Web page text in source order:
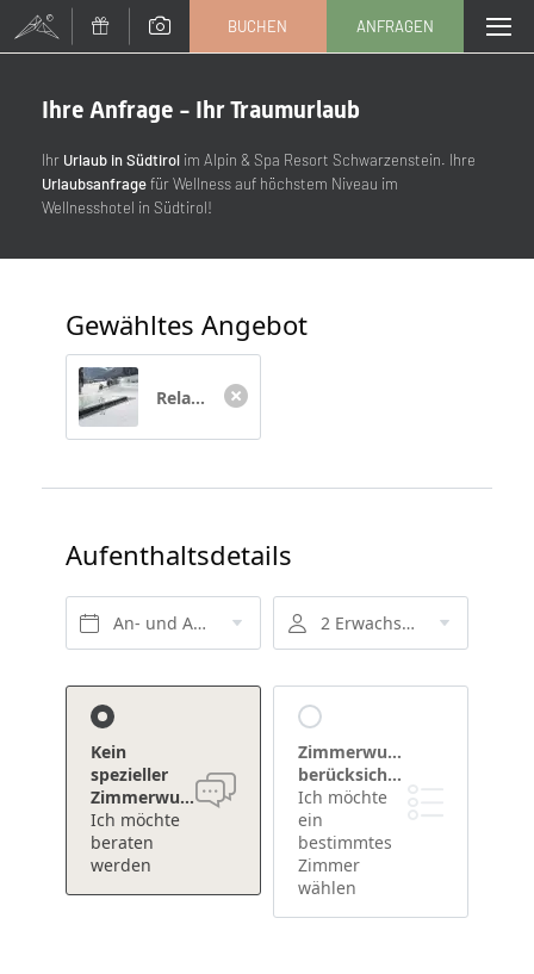
BUCHEN ANFRAGEN
Ihre Anfrage - Ihr Traumurlaub
Ihr Urlaub in Südtirol im Alpin & Spa Resort Schwarzenstein. Ihre
Urlaubsanfragefür Wellness auf höchstem Niveau im
Wellnesshotel in Südtirol!
Gewähltes Angebot
Relax Days | 5=4
Aufenthaltsdetails
An- und Abreise* 2 Erwachsene
Kein
spezieller
Zimmerwunsch
Ich möchte
beraten
werden
Zimmerwunsch
berücksichtigen
Ich möchte
ein
bestimmtes
Zimmer
wählen
Familie Herr Frau
Vorname Nachname*
E-Mail*
Einwilligung Marketing*